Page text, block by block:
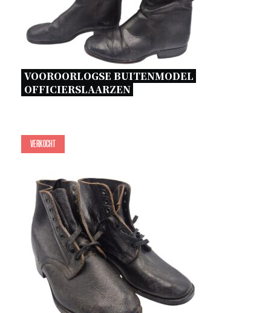
VOOROORLOGSE BUITENMODEL
OFFICIERSLAARZEN
Verkocht